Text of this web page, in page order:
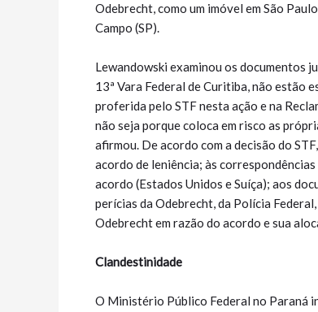
Odebrecht, como um imóvel em São
Campo (SP).
Lewandowski examinou os documentos
13ª Vara Federal de Curitiba, não estão
proferida pelo STF nesta ação e na
não seja porque coloca em risco as
afirmou. De acordo com a decisão do
acordo de leniência; às
acordo (Estados Unidos e Suíça); aos
perícias da Odebrecht, da Polícia
Odebrecht em razão do acordo e sua
Clandestinidade
O Ministério Público Federal no Paraná